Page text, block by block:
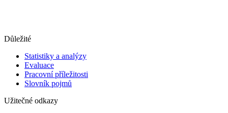
Důležité
Statistiky a analýzy
Evaluace
Pracovní příležitosti
Slovník pojmů
Užitečné odkazy